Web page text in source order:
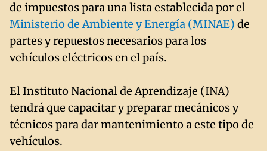
de impuestos para una lista establecida por el
Ministerio de Ambiente y Energía (MINAE) de
partes y repuestos necesarios para los
vehículos eléctricos en el país.
El Instituto Nacional de Aprendizaje (INA)
tendrá que capacitar y preparar mecánicos y
técnicos para dar mantenimiento a este tipo de
vehículos.